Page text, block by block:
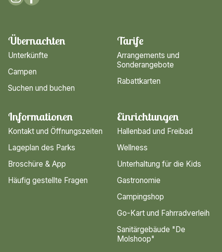
Übernachten
Unterkünfte
Campen
Suchen und buchen
Tarife
Arrangements und
Sonderangebote
Rabattkarten
Einrichtungen
Hallenbad und Freibad
Wellness
Unterhaltung für die Kids
Gastronomie
Campingshop
Go-Kart und Fahrradverleih
Sanitärgebäude "De
Molshoop"
Informationen
Kontakt und Öffnungszeiten
Lageplan des Parks
Broschüre & App
Häufig gestellte Fragen